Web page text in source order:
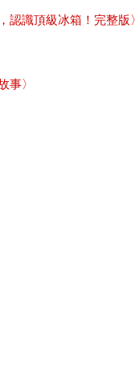
認識頂級冰箱！完整版 〉
事〉